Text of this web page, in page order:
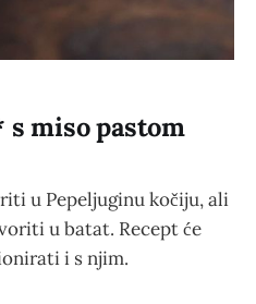
s miso pastom
u Pepeljuginu kočiju, ali
u batat. Recept će
i s njim.